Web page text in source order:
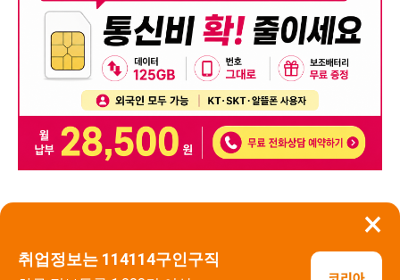
×
취업정보는 114114구인구직